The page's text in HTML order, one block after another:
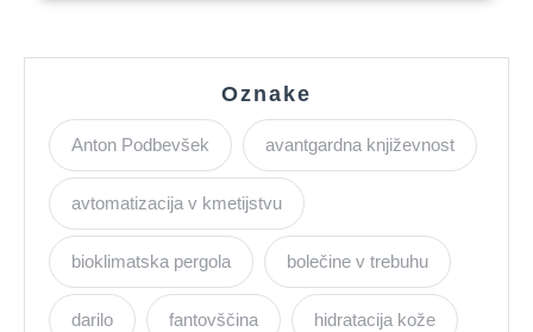
Oznake
Anton Podbevšek avantgardna književnost
avtomatizacija v kmetijstvu
bioklimatska pergola bolečine v trebuhu
darilo fantovščina hidratacija kože